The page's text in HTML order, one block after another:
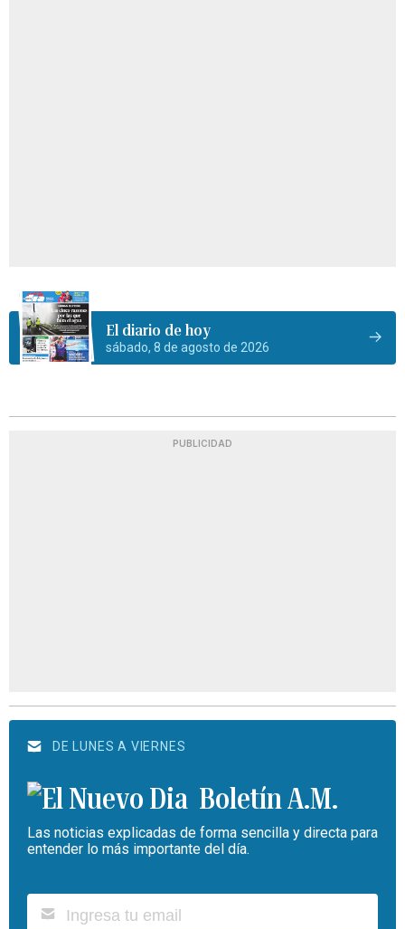
El diario de hoy
sábado, 8 de agosto de 2026
PUBLICIDAD
DE LUNES A VIERNES
Boletín A.M.
Las noticias explicadas de forma sencilla y directa para
entender lo más importante del día.